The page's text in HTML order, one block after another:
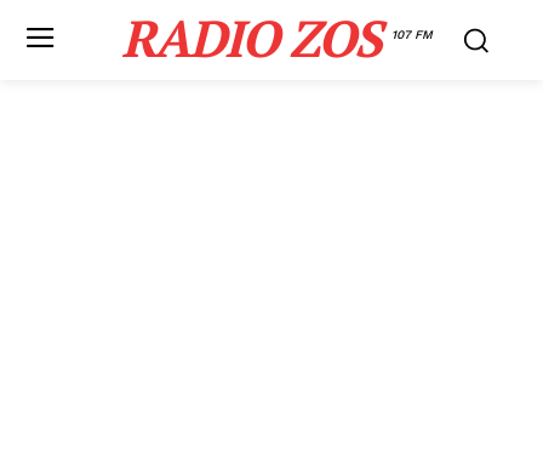
RADIO ZOS 107 FM